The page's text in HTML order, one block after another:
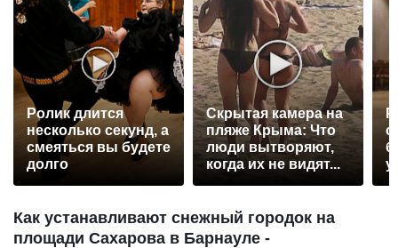
Ролик длится
несколько секунд, а
смеяться вы будете
долго
Скрытая камера на
пляже Крыма: Что
люди вытворяют,
когда их не видят...
Как устанавливают снежный городок на
площади Сахарова в Барнауле -